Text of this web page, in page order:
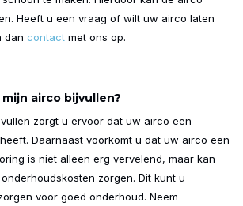
Heeft u een vraag of wilt uw airco laten
dan contact met ons op.
airco bijvullen?
zorgt u ervoor dat uw airco een
Daarnaast voorkomt u dat uw airco een
is niet alleen erg vervelend, maar kan
zorgen. Dit kunt u
voor goed onderhoud. Neem